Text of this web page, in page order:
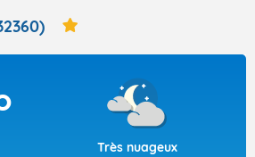
Articles
Très nuageux